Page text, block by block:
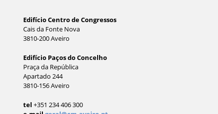
Edifício Centro de Congressos
Cais da Fonte Nova
3810-200 Aveiro
Edifício Paços do Concelho
Praça da República
Apartado 244
3810-156 Aveiro
tel +351 234 406 300